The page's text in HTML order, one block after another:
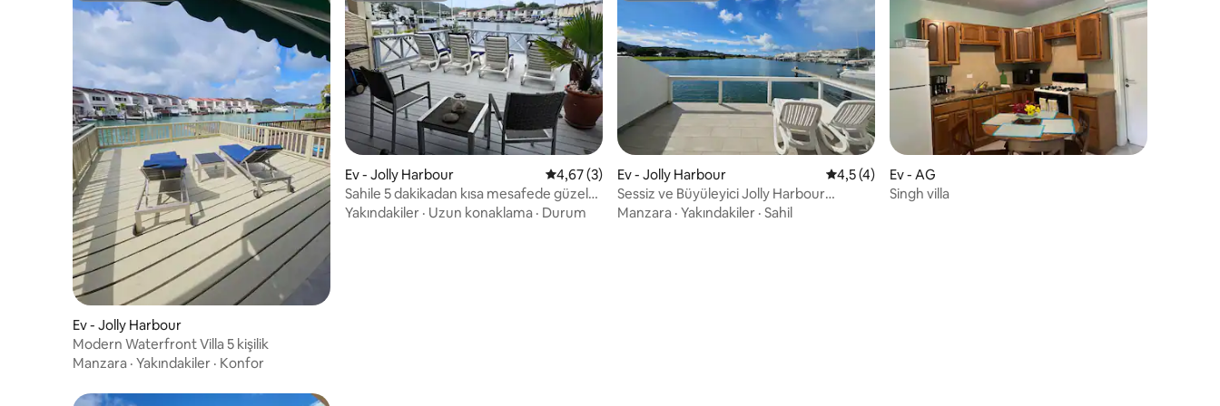
Ev - Jolly Harbour
Modern Waterfront Villa 5 kişilik
Manzara · Yakındakiler · Konfor
Ev - Jolly Harbour 5 üzerinden ortalama 4,67 puan, 3 değerlendirme
4,67 (3)
Sahile 5 dakikadan kısa mesafede güzel
villa
Yakındakiler · Uzun konaklama · Durum
Ev - Jolly Harbour 5 üzerinden ortalama 4,5 puan, 4 değerlendirme
4,5 (4)
Sessiz ve Büyüleyici Jolly Harbour
Waterfront Villa
Manzara · Yakındakiler · Sahil
Ev - AG
Singh villa